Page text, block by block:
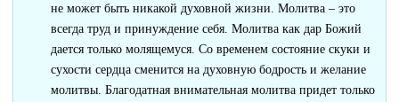
не может быть никакой духовной жизни. Молитва – это
всегда труд и принуждение себя. Молитва как дар Божий
дается только молящемуся. Со временем состояние скуки и
сухости сердца сменится на духовную бодрость и желание
молитвы. Благодатная внимательная молитва придет только